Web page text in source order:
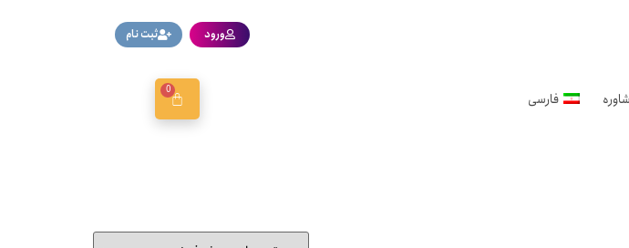
ورود ثبت نام
فارسی 0